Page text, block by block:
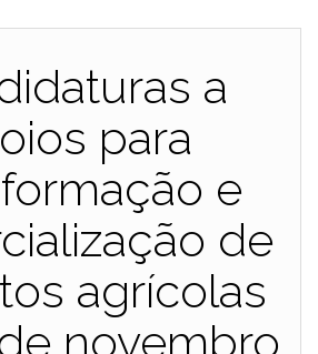
a
para
e
de
agrícolas
novembro